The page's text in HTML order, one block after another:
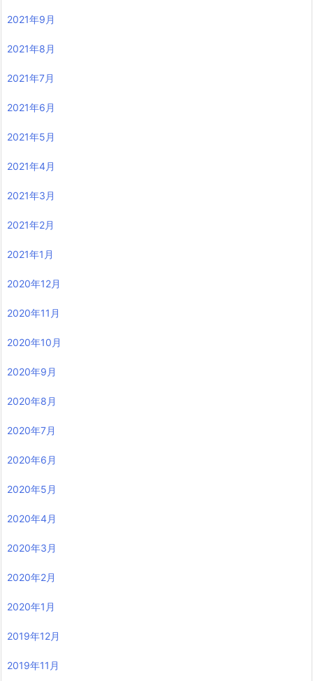
2021年9月
2021年8月
2021年7月
2021年6月
2021年5月
2021年4月
2021年3月
2021年2月
2021年1月
2020年12月
2020年11月
2020年10月
2020年9月
2020年8月
2020年7月
2020年6月
2020年5月
2020年4月
2020年3月
2020年2月
2020年1月
2019年12月
2019年11月